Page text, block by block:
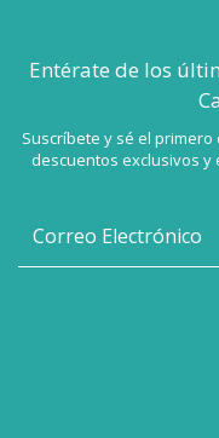
Entérate de los
Suscríbete y sé el
descuentos exclusivos y